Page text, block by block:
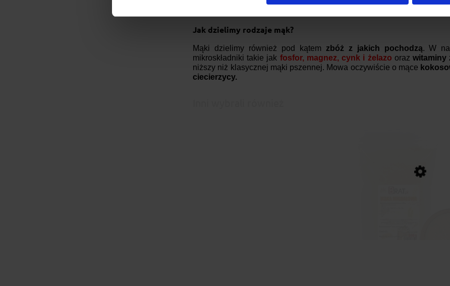
ciast, placków oraz naleśników,o których poczytacie na naszym
Jak dzielimy rodzaje mąk?
Mąki dzielimy również pod kątem zbóż z jakich pochodzą. W
mikroskładniki takie jak fosfor, magnez, cynk i żelazo orazwitaminy
niższy niż klasycznej mąki pszennej. Mowa oczywiście o mące
ciecierzycy.